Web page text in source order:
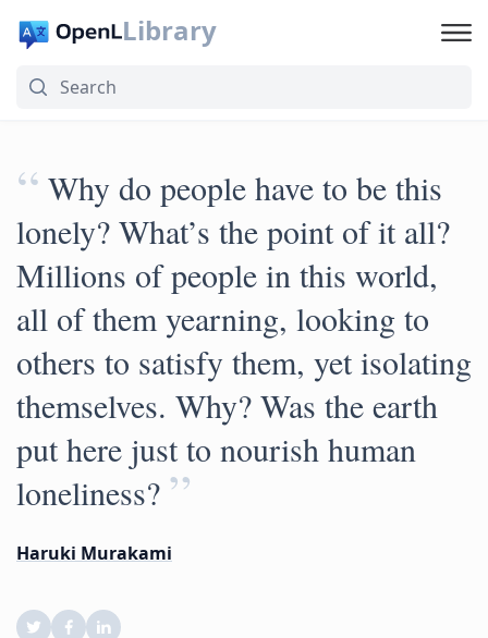
Library
“ Why do people have to be this
lonely? What’s the point of it all?
Millions of people in this world,
all of them yearning, looking to
others to satisfy them, yet isolating
themselves. Why? Was the earth
put here just to nourish human
loneliness? ”
Haruki Murakami